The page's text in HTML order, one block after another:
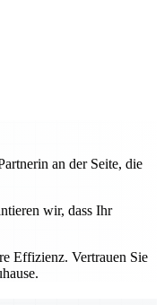
an der Seite, die
wir, dass Ihr
Effizienz. Vertrauen Sie